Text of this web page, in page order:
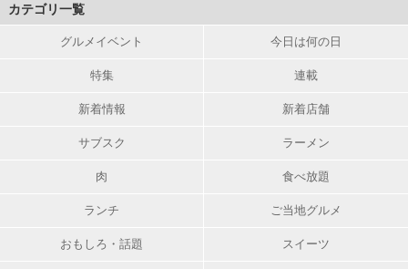
カテゴリ一覧
グルメイベント 今日は何の日
特集 連載
新着情報 新着店舗
サブスク ラーメン
肉 食べ放題
ランチ ご当地グルメ
おもしろ・話題 スイーツ